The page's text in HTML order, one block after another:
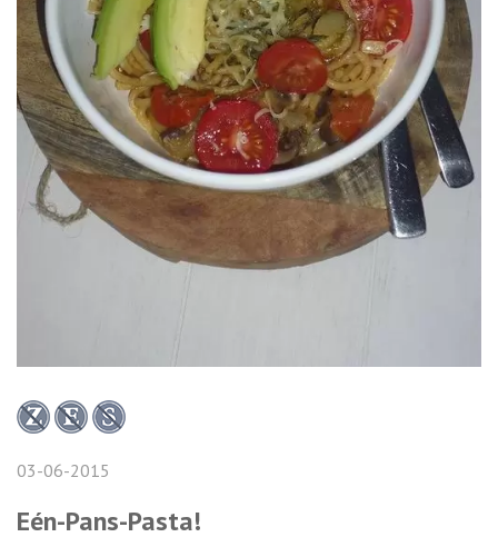
03-06-2015
Eén-Pans-Pasta!